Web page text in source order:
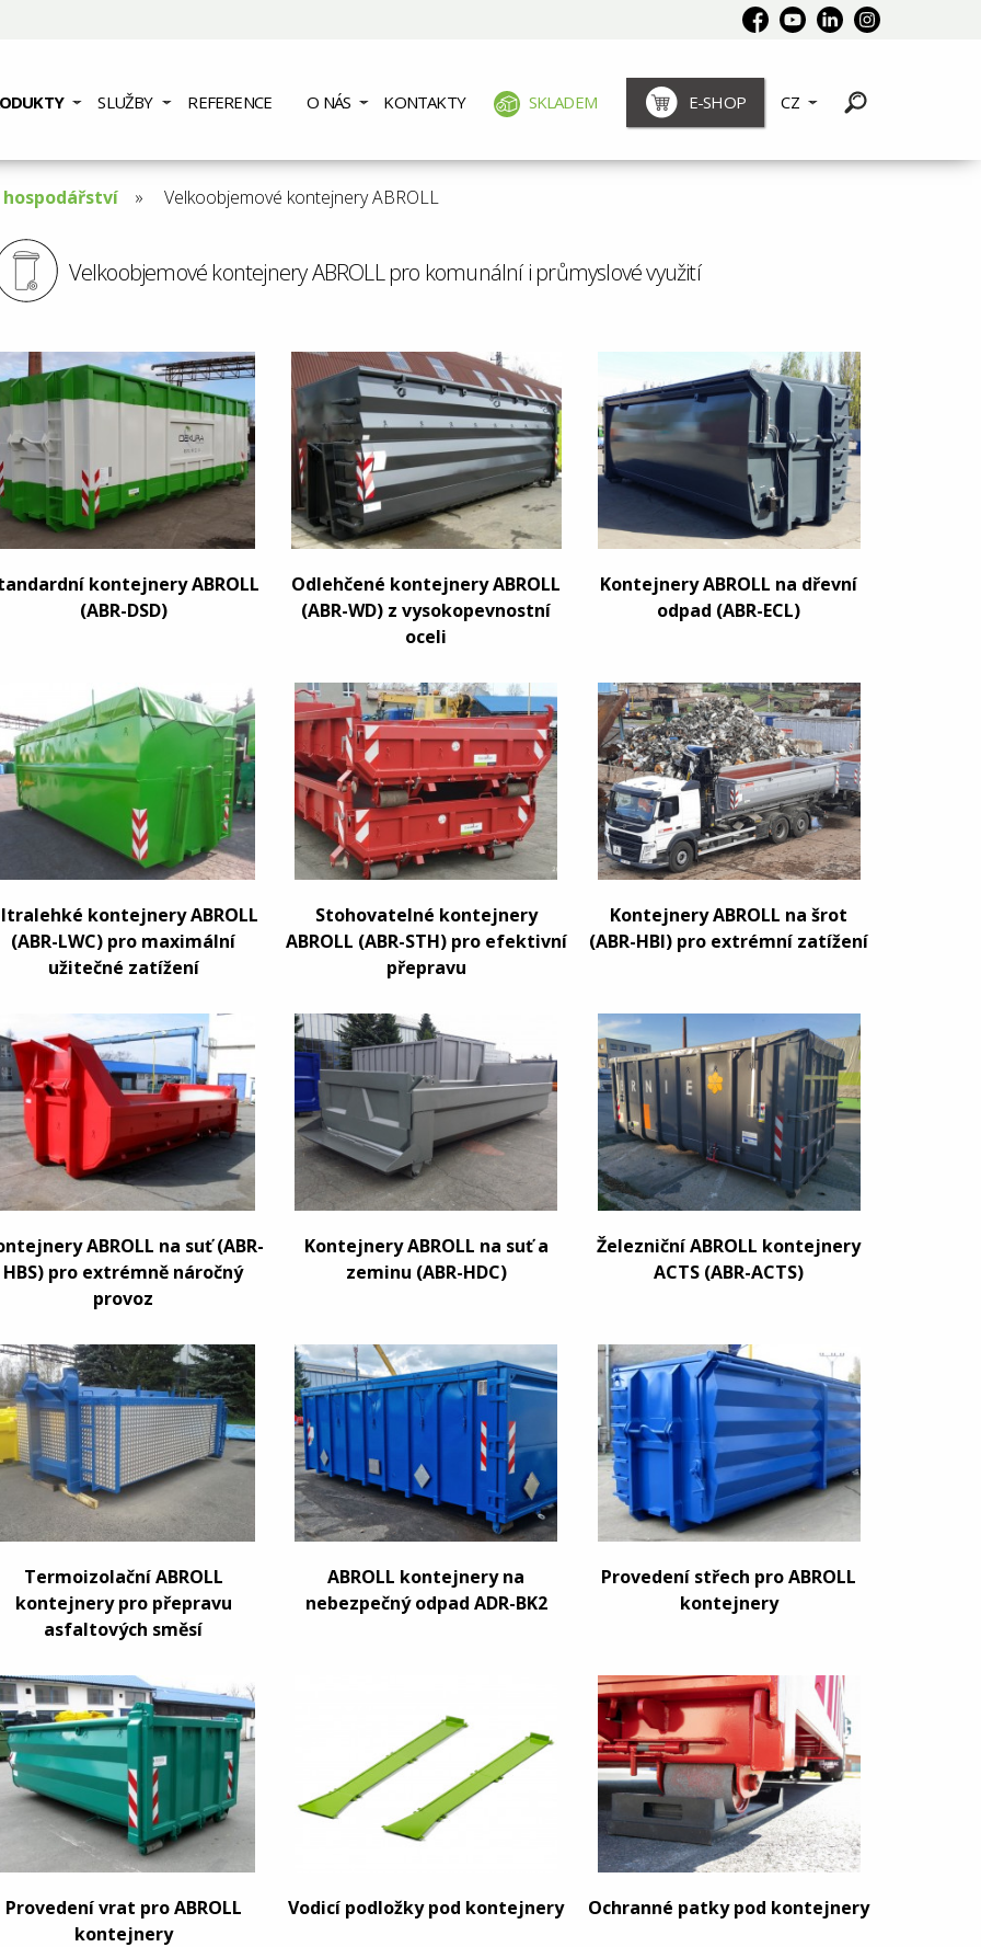
SLUŽBY REFERENCE O NÁS KONTAKTY SKLADEM E-SHOP CZ
hospodářství
Aktuální
Velkoobjemové kontejnery ABROLL
Velkoobjemové kontejnery ABROLL pro komunální i průmyslové využití
kontejnery ABROLL
(ABR-DSD)
Odlehčené kontejnery ABROLL
(ABR-WD) z vysokopevnostní
oceli
Kontejnery ABROLL na dřevní
odpad (ABR-ECL)
kontejnery ABROLL
(ABR-LWC) pro maximální
užitečné zatížení
Stohovatelné kontejnery
ABROLL (ABR-STH) pro efektivní
přepravu
Kontejnery ABROLL na šrot
(ABR-HBI) pro extrémní zatížení
ABROLL na suť (ABR-
HBS) pro extrémně náročný
provoz
Kontejnery ABROLL na suť a
zeminu (ABR-HDC)
Železniční ABROLL kontejnery
ACTS (ABR-ACTS)
Termoizolační ABROLL
kontejnery pro přepravu
asfaltových směsí
ABROLL kontejnery na
nebezpečný odpad ADR-BK2
Provedení střech pro ABROLL
kontejnery
Provedení vrat pro ABROLL
kontejnery
Vodicí podložky pod kontejnery Ochranné patky pod kontejnery